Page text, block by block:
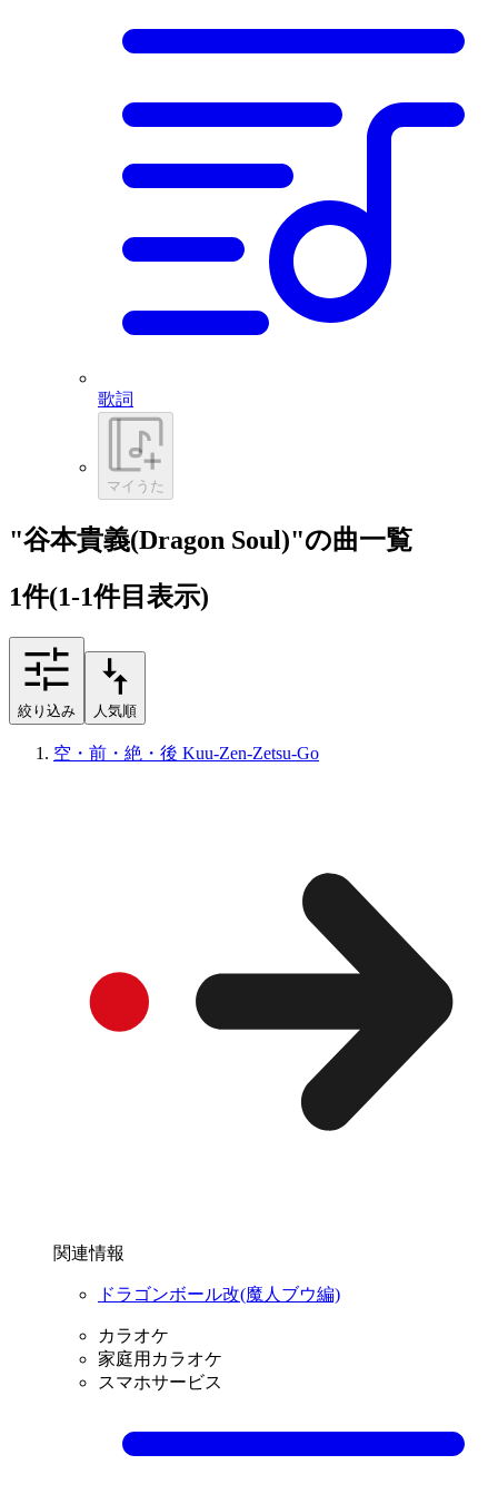
歌詞
マイうた
"谷本貴義(Dragon Soul)"の曲一覧
1件(1-1件目表示)
絞り込み 人気順
空・前・絶・後 Kuu-Zen-Zetsu-Go
関連情報
ドラゴンボール改(魔人ブウ編)
カラオケ
家庭用カラオケ
スマホサービス